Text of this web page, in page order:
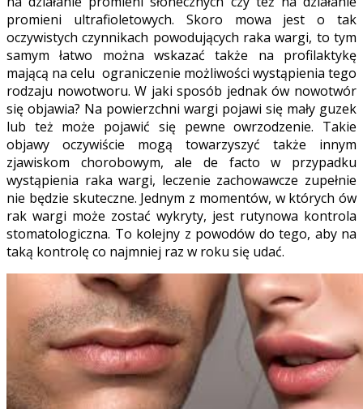
promieni ultrafioletowych. Skoro mowa jest o tak
oczywistych czynnikach powodujących raka wargi, to tym
samym łatwo można wskazać także na profilaktykę
mającą na celu ograniczenie możliwości wystąpienia tego
rodzaju nowotworu. W jaki sposób jednak ów nowotwór
się objawia? Na powierzchni wargi pojawi się mały guzek
lub też może pojawić się pewne owrzodzenie. Takie
objawy oczywiście mogą towarzyszyć także innym
zjawiskom chorobowym, ale de facto w przypadku
wystąpienia raka wargi, leczenie zachowawcze zupełnie
nie będzie skuteczne. Jednym z momentów, w których ów
rak wargi może zostać wykryty, jest rutynowa kontrola
stomatologiczna. To kolejny z powodów do tego, aby na
taką kontrolę co najmniej raz w roku się udać.